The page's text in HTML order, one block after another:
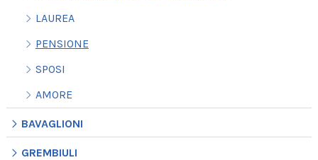
LAUREA
PENSIONE
SPOSI
AMORE
BAVAGLIONI
GREMBIULI